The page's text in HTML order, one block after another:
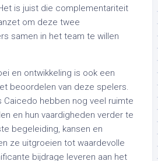
is juist die complementariteit
om deze twee
samen in het team te willen
en ontwikkeling is ook een
beoordelen van deze spelers.
Caicedo hebben nog veel ruimte
en hun vaardigheden verder te
begeleiding, kansen en
ze uitgroeien tot waardevolle
bijdrage leveren aan het